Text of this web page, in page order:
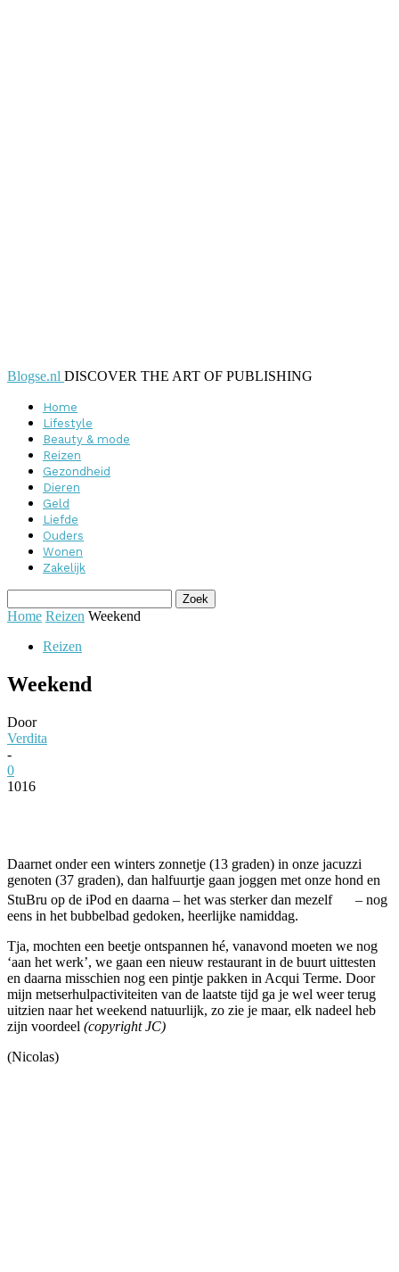
Blogse.nl DISCOVER THE ART OF PUBLISHING
Home
Lifestyle
Beauty & mode
Reizen
Gezondheid
Dieren
Geld
Liefde
Ouders
Wonen
Zakelijk
Home Reizen Weekend
Reizen
Weekend
Door
Verdita
-
0
1016
Daarnet onder een winters zonnetje (13 graden) in onze jacuzzi
genoten (37 graden), dan halfuurtje gaan joggen met onze hond en
StuBru op de iPod en daarna – het was sterker dan mezelf
– nog
eens in het bubbelbad gedoken, heerlijke namiddag.
Tja, mochten een beetje ontspannen hé, vanavond moeten we nog
‘aan het werk’, we gaan een nieuw restaurant in de buurt uittesten
en daarna misschien nog een pintje pakken in Acqui Terme. Door
mijn metserhulpactiviteiten van de laatste tijd ga je wel weer terug
uitzien naar het weekend natuurlijk, zo zie je maar, elk nadeel heb
zijn voordeel (copyright JC)
(Nicolas)